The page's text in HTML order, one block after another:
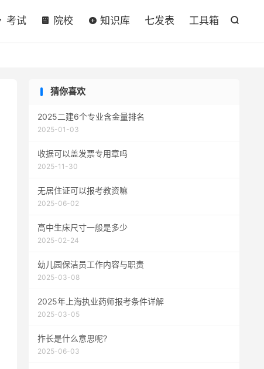

考试 院校 知识库 七发表 工具箱
猜你喜欢
2025二建6个专业含金量排名
2025-01-03
收据可以盖发票专用章吗
2025-11-30
无居住证可以报考教资嘛
2025-06-02
高中生床尺寸一般是多少
2025-02-24
幼儿园保洁员工作内容与职责
2025-03-08
2025年上海执业药师报考条件详解
2025-03-05
拃长是什么意思呢?
2025-06-03